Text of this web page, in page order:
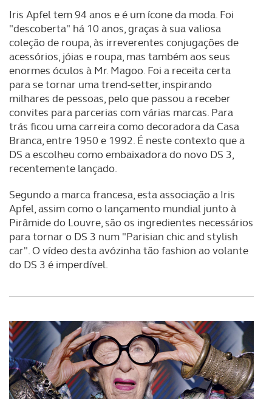
Iris Apfel tem 94 anos e é um ícone da moda. Foi
"descoberta" há 10 anos, graças à sua valiosa
coleção de roupa, às irreverentes conjugações de
acessórios, jóias e roupa, mas também aos seus
enormes óculos à Mr. Magoo. Foi a receita certa
para se tornar uma trend-setter, inspirando
milhares de pessoas, pelo que passou a receber
convites para parcerias com várias marcas. Para
trás ficou uma carreira como decoradora da Casa
Branca, entre 1950 e 1992. É neste contexto que a
DS a escolheu como embaixadora do novo DS 3,
recentemente lançado.
Segundo a marca francesa, esta associação a Iris
Apfel, assim como o lançamento mundial junto à
Pirâmide do Louvre, são os ingredientes necessários
para tornar o DS 3 num "Parisian chic and stylish
car". O vídeo desta avózinha tão fashion ao volante
do DS 3 é imperdível.